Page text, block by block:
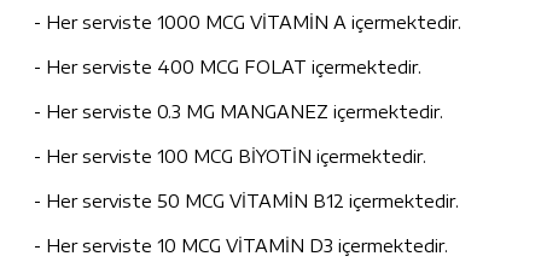
- Her serviste 1000 MCG VİTAMİN A içermektedir.
- Her serviste 400 MCG FOLAT içermektedir.
- Her serviste 0.3 MG MANGANEZ içermektedir.
- Her serviste 100 MCG BİYOTİN içermektedir.
- Her serviste 50 MCG VİTAMİN B12 içermektedir.
- Her serviste 10 MCG VİTAMİN D3 içermektedir.